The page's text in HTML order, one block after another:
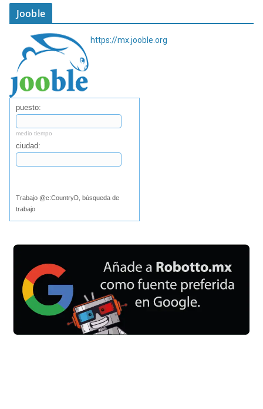
Jooble
https://mx.jooble.org
puesto:
medio tiempo
ciudad:
Trabajo @c:CountryD, búsqueda de
trabajo